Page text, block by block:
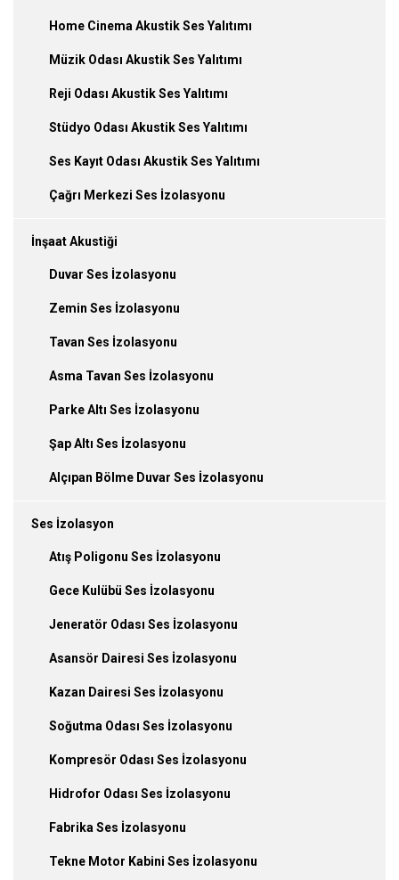
Home Cinema Akustik Ses Yalıtımı
Müzik Odası Akustik Ses Yalıtımı
Reji Odası Akustik Ses Yalıtımı
Stüdyo Odası Akustik Ses Yalıtımı
Ses Kayıt Odası Akustik Ses Yalıtımı
Çağrı Merkezi Ses İzolasyonu
İnşaat Akustiği
Duvar Ses İzolasyonu
Zemin Ses İzolasyonu
Tavan Ses İzolasyonu
Asma Tavan Ses İzolasyonu
Parke Altı Ses İzolasyonu
Şap Altı Ses İzolasyonu
Alçıpan Bölme Duvar Ses İzolasyonu
Ses İzolasyon
Atış Poligonu Ses İzolasyonu
Gece Kulübü Ses İzolasyonu
Jeneratör Odası Ses İzolasyonu
Asansör Dairesi Ses İzolasyonu
Kazan Dairesi Ses İzolasyonu
Soğutma Odası Ses İzolasyonu
Kompresör Odası Ses İzolasyonu
Hidrofor Odası Ses İzolasyonu
Fabrika Ses İzolasyonu
Tekne Motor Kabini Ses İzolasyonu